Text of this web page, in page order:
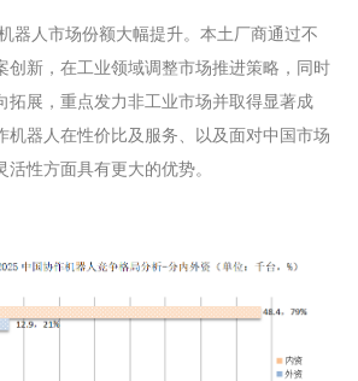
器人市场份额大幅提升。本土厂商通过不
创新，在工业领域调整市场推进策略，同时
拓展，重点发力非工业市场并取得显著成
机器人在性价比及服务、以及面对中国市场
活性方面具有更大的优势。